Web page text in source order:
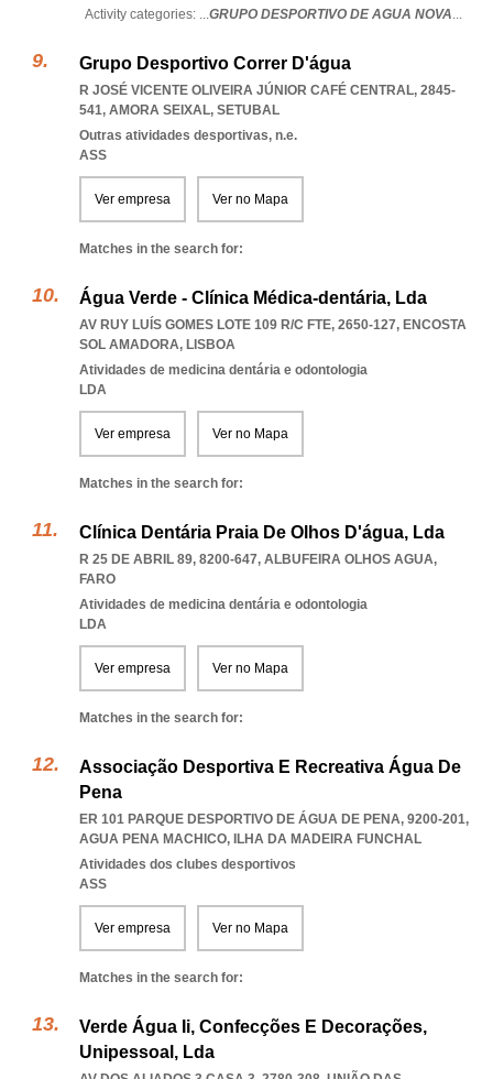
Activity categories: ...GRUPO DESPORTIVO DE AGUA NOVA...
Grupo Desportivo Correr D'água
R JOSÉ VICENTE OLIVEIRA JÚNIOR CAFÉ CENTRAL, 2845-
541, AMORA SEIXAL, SETUBAL
Outras atividades desportivas, n.e.
ASS
Ver empresa Ver no Mapa
Matches in the search for:
Água Verde - Clínica Médica-dentária, Lda
AV RUY LUÍS GOMES LOTE 109 R/C FTE, 2650-127, ENCOSTA
SOL AMADORA, LISBOA
Atividades de medicina dentária e odontologia
LDA
Ver empresa Ver no Mapa
Matches in the search for:
Clínica Dentária Praia De Olhos D'água, Lda
R 25 DE ABRIL 89, 8200-647, ALBUFEIRA OLHOS AGUA,
FARO
Atividades de medicina dentária e odontologia
LDA
Ver empresa Ver no Mapa
Matches in the search for:
Associação Desportiva E Recreativa Água De
Pena
ER 101 PARQUE DESPORTIVO DE ÁGUA DE PENA, 9200-201,
AGUA PENA MACHICO, ILHA DA MADEIRA FUNCHAL
Atividades dos clubes desportivos
ASS
Ver empresa Ver no Mapa
Matches in the search for:
Verde Água Ii, Confecções E Decorações,
Unipessoal, Lda